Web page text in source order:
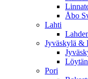
Åbo
Lahti
Jyväskylä &
Pori